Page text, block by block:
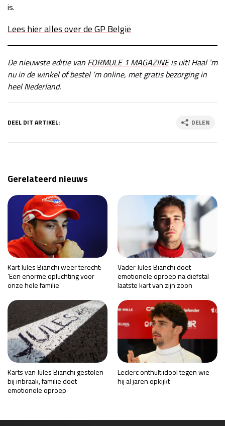
is.
Lees hier alles over de GP België
De nieuwste editie van FORMULE 1 MAGAZINEis uit! Haal ‘m
nu in de winkel of bestel ‘m online, met gratis bezorging in
heel Nederland.
DEEL DIT ARTIKEL: DELEN
Gerelateerd nieuws
Kart Jules Bianchi weer terecht:
‘Een enorme opluchting voor
onze hele familie’
Vader Jules Bianchi doet
emotionele oproep na diefstal
laatste kart van zijn zoon
Karts van Jules Bianchi gestolen
bij inbraak, familie doet
emotionele oproep
Leclerc onthult idool tegen wie
hij al jaren opkijkt